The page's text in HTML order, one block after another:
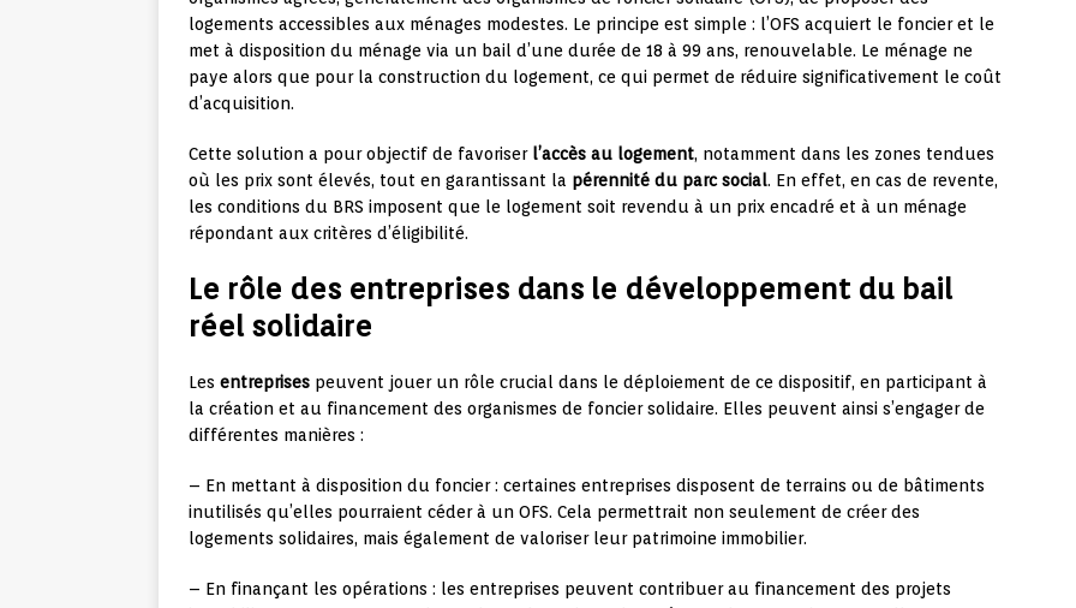
logements accessibles aux ménages modestes. Le principe est simple : l’OFS acquiert le foncier et le
met à disposition du ménage via un bail d’une durée de 18 à 99 ans, renouvelable. Le ménage ne
paye alors que pour la construction du logement, ce qui permet de réduire significativement le coût
d’acquisition.
Cette solution a pour objectif de favoriser l’accès au logement, notamment dans les zones tendues
où les prix sont élevés, tout en garantissant la pérennité du parc social. En effet, en cas de revente,
les conditions du BRS imposent que le logement soit revendu à un prix encadré et à un ménage
répondant aux critères d’éligibilité.
Le rôle des entreprises dans le développement du bail
réel solidaire
Les entreprises peuvent jouer un rôle crucial dans le déploiement de ce dispositif, en participant à
la création et au financement des organismes de foncier solidaire. Elles peuvent ainsi s’engager de
différentes manières :
– En mettant à disposition du foncier : certaines entreprises disposent de terrains ou de bâtiments
inutilisés qu’elles pourraient céder à un OFS. Cela permettrait non seulement de créer des
logements solidaires, mais également de valoriser leur patrimoine immobilier.
– En finançant les opérations : les entreprises peuvent contribuer au financement des projets